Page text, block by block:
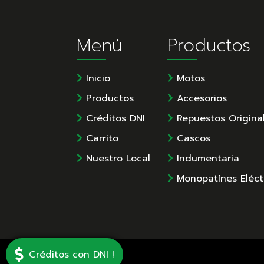
Créditos con DNI !
Menú
Inicio
Productos
Créditos DNI
Carrito
Nuestro Local
Productos
Motos
Accesorios
Repuestos
Cascos
Indumentaria
Monopatínes